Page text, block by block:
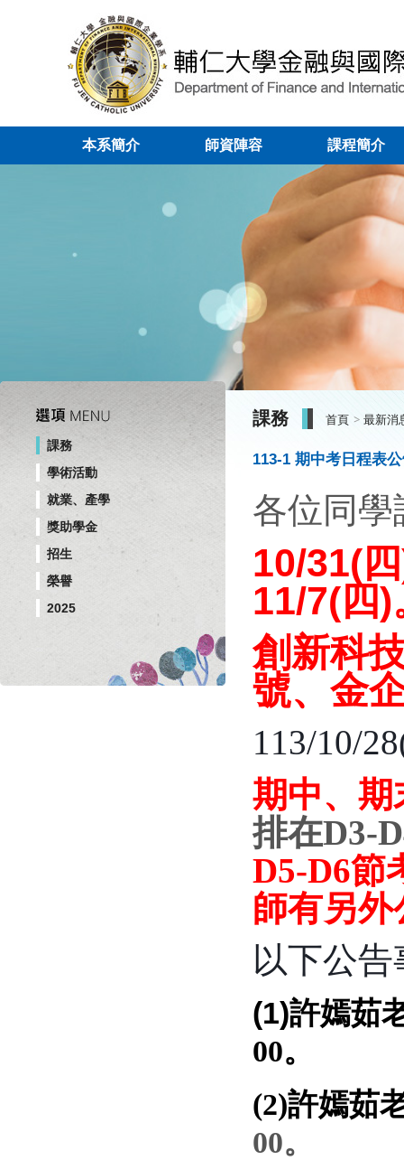
本系簡介 師資陣容 課程簡介
課務
學術活動
就業、產學
獎助學金
招生
榮譽
2025
課務 首頁 最新消
113-1 期中考日程表
各位同學
10/31(
11/7(四)
創新科
號、金
113/10/
期中、期
排在D3-
D5-D6節
師有另
以下公
(1)許嫣茹
00。
(2)許嫣茹
00。